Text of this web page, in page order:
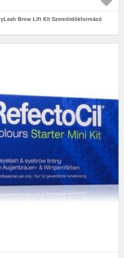
Brow Lift Kit Szemöldökformázó